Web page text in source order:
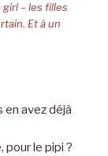
– les filles
Et à un
en avez déjà
pour le pipi ?